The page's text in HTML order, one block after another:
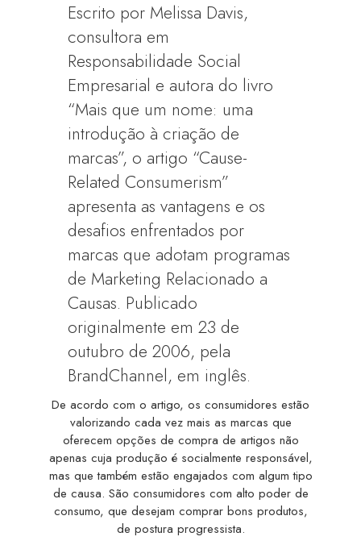
Escrito por Melissa Davis,
consultora em
Responsabilidade Social
Empresarial e autora do livro
“Mais que um nome: uma
introdução à criação de
marcas”, o artigo “Cause-
Related Consumerism”
apresenta as vantagens e os
desafios enfrentados por
marcas que adotam programas
de Marketing Relacionado a
Causas. Publicado
originalmente em 23 de
outubro de 2006, pela
BrandChannel, em inglês.
De acordo com o artigo, os consumidores estão
valorizando cada vez mais as marcas que
oferecem opções de compra de artigos não
apenas cuja produção é socialmente responsável,
mas que também estão engajados com algum tipo
de causa. São consumidores com alto poder de
consumo, que desejam comprar bons produtos,
de postura progressista.